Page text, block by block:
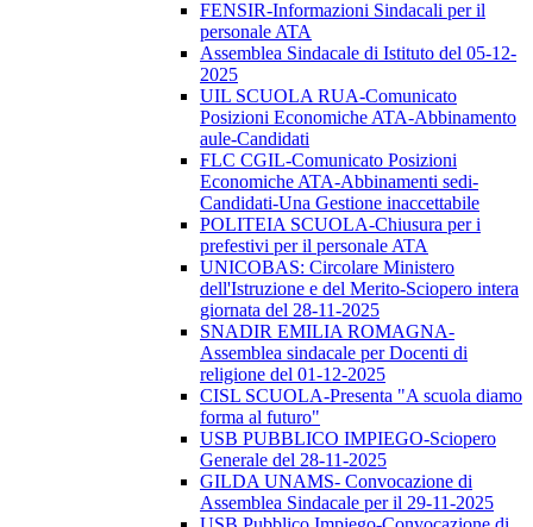
FENSIR-Informazioni Sindacali per il
personale ATA
Assemblea Sindacale di Istituto del 05-12-
2025
UIL SCUOLA RUA-Comunicato
Posizioni Economiche ATA-Abbinamento
aule-Candidati
FLC CGIL-Comunicato Posizioni
Economiche ATA-Abbinamenti sedi-
Candidati-Una Gestione inaccettabile
POLITEIA SCUOLA-Chiusura per i
prefestivi per il personale ATA
UNICOBAS: Circolare Ministero
dell'Istruzione e del Merito-Sciopero intera
giornata del 28-11-2025
SNADIR EMILIA ROMAGNA-
Assemblea sindacale per Docenti di
religione del 01-12-2025
CISL SCUOLA-Presenta "A scuola diamo
forma al futuro"
USB PUBBLICO IMPIEGO-Sciopero
Generale del 28-11-2025
GILDA UNAMS- Convocazione di
Assemblea Sindacale per il 29-11-2025